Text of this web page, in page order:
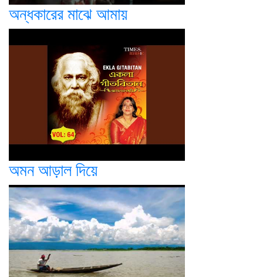
অন্ধকারের মাঝে আমায়
অমন আড়াল দিয়ে